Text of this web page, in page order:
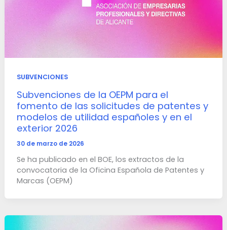
SUBVENCIONES
Subvenciones de la OEPM para el
fomento de las solicitudes de patentes y
modelos de utilidad españoles y en el
exterior 2026
30 de marzo de 2026
Se ha publicado en el BOE, los extractos de la
convocatoria de la Oficina Española de Patentes y
Marcas (OEPM)